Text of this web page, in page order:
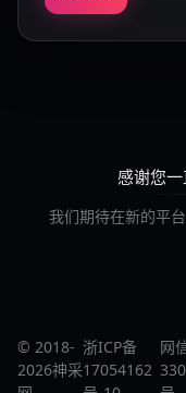
感谢您一
我们期待在新的平
© 2018-
2026神采
浙ICP备
17054162
网